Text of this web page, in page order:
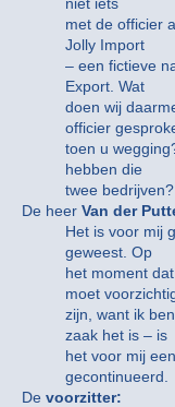
met de officier
Jolly Import
– een fictieve
Export. Wat
doen wij
officier
toen u
hebben die
twee bedrijven?
De heer Van der
Het is voor mij
geweest. Op
het moment
moet
zijn, want ik
zaak het is – is
het voor mij
gecontinueerd.
De voorzitter: